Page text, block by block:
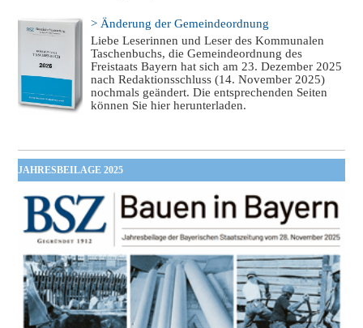
> Änderung der Gemeindeordnung
Liebe Leserinnen und Leser des Kommunalen
Taschenbuchs, die Gemeindeordnung des
Freistaats Bayern hat sich am 23. Dezember 2025
nach Redaktionsschluss (14. November 2025)
nochmals geändert. Die entsprechenden Seiten
können Sie hier herunterladen.
JAHRESBEILAGE 2025